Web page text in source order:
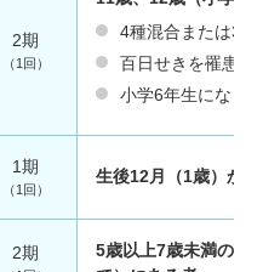
2期
（1回）
4種混合または3
百日せきを罹患さ
小学6年生になっ
1期
（1回）
生後12月（1歳）か
2期
5歳以上7歳未満の者